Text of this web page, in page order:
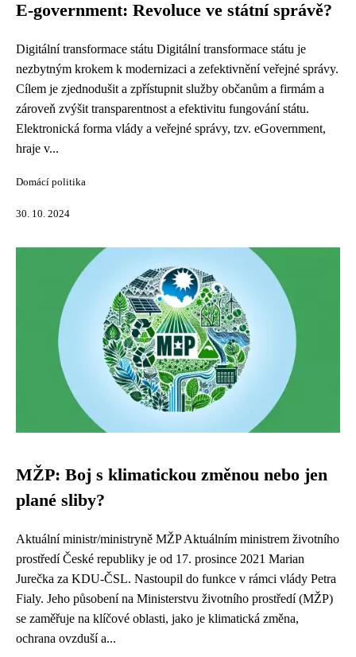
E-government: Revoluce ve státní správě?
Digitální transformace státu Digitální transformace státu je
nezbytným krokem k modernizaci a zefektivnění veřejné správy.
Cílem je zjednodušit a zpřístupnit služby občanům a firmám a
zároveň zvýšit transparentnost a efektivitu fungování státu.
Elektronická forma vlády a veřejné správy, tzv. eGovernment,
hraje v...
Domácí politika
30. 10. 2024
MŽP: Boj s klimatickou změnou nebo jen
plané sliby?
Aktuální ministr/ministryně MŽP Aktuálním ministrem životního
prostředí České republiky je od 17. prosince 2021 Marian
Jurečka za KDU-ČSL. Nastoupil do funkce v rámci vlády Petra
Fialy. Jeho působení na Ministerstvu životního prostředí (MŽP)
se zaměřuje na klíčové oblasti, jako je klimatická změna,
ochrana ovzduší a...